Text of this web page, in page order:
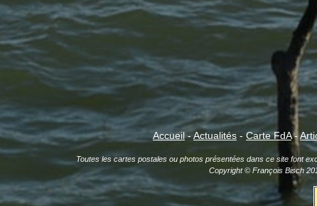
Accueil- Actualités -Carte FdA-
Toutes les cartes postales ou photos présentées dans ce site font
Copyright © François Bisch